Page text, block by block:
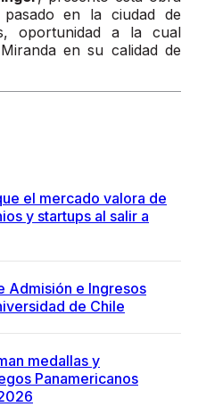
en la ciudad de
oportunidad a la cual
en su calidad de
el mercado valora de
y startups al salir a
Admisión e Ingresos
de Chile
medallas y
Panamericanos